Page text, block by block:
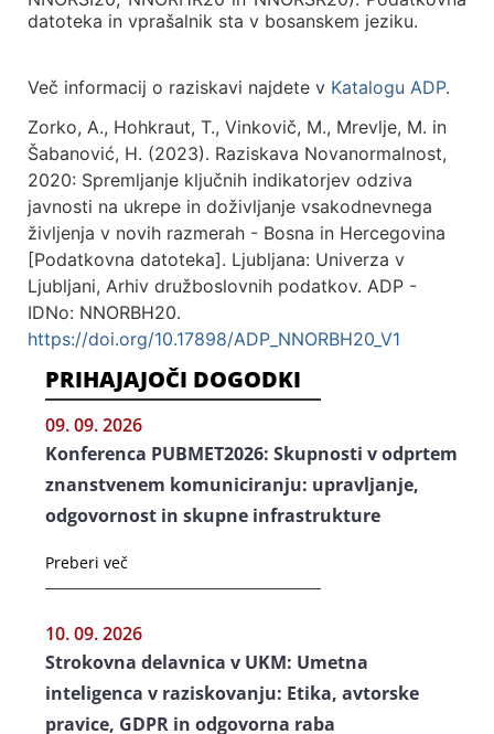
datoteka in vprašalnik sta v bosanskem jeziku.
Več informacij o raziskavi najdete v Katalogu ADP.
Zorko, A., Hohkraut, T., Vinkovič, M., Mrevlje, M. in
Šabanović, H. (2023). Raziskava Novanormalnost,
2020: Spremljanje ključnih indikatorjev odziva
javnosti na ukrepe in doživljanje vsakodnevnega
življenja v novih razmerah - Bosna in Hercegovina
[Podatkovna datoteka]. Ljubljana: Univerza v
Ljubljani, Arhiv družboslovnih podatkov. ADP -
IDNo: NNORBH20.
https://doi.org/10.17898/ADP_NNORBH20_V1
PRIHAJAJOČI DOGODKI
09. 09. 2026
Konferenca PUBMET2026: Skupnosti v odprtem
znanstvenem komuniciranju: upravljanje,
odgovornost in skupne infrastrukture
Preberi več
10. 09. 2026
Strokovna delavnica v UKM: Umetna
inteligenca v raziskovanju: Etika, avtorske
pravice, GDPR in odgovorna raba